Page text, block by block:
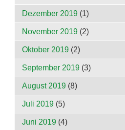
Dezember 2019 (1)
November 2019 (2)
Oktober 2019 (2)
September 2019 (3)
August 2019 (8)
Juli 2019 (5)
Juni 2019 (4)